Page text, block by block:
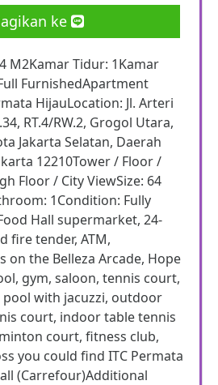
ke
M2Kamar Tidur: 1Kamar
FurnishedApartment
HijauLocation: Jl. Arteri
RT.4/RW.2, Grogol Utara,
Jakarta Selatan, Daerah
12210Tower / Floor /
Floor / City ViewSize: 64
1Condition: Fully
Hall supermarket, 24-
fire tender, ATM,
on the Belleza Arcade, Hope
gym, saloon, tennis court,
with jacuzzi, outdoor
court, indoor table tennis
court, fitness club,
you could find ITC Permata
(Carrefour)Additional